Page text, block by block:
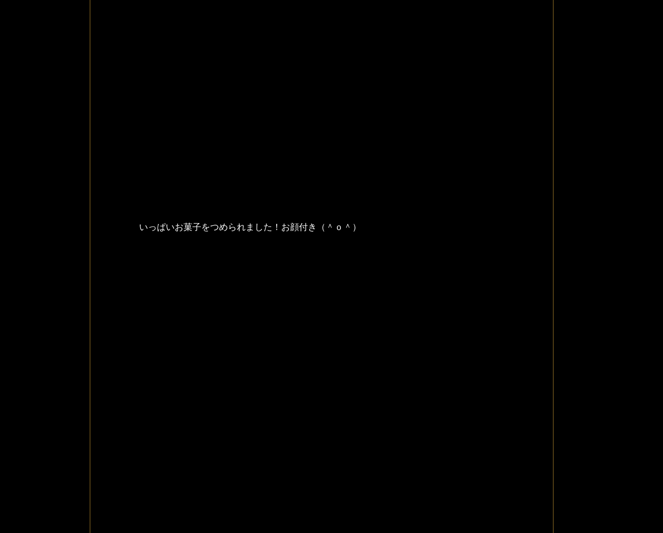
いっぱいお菓子をつめられました！お顔付き（＾ｏ＾）